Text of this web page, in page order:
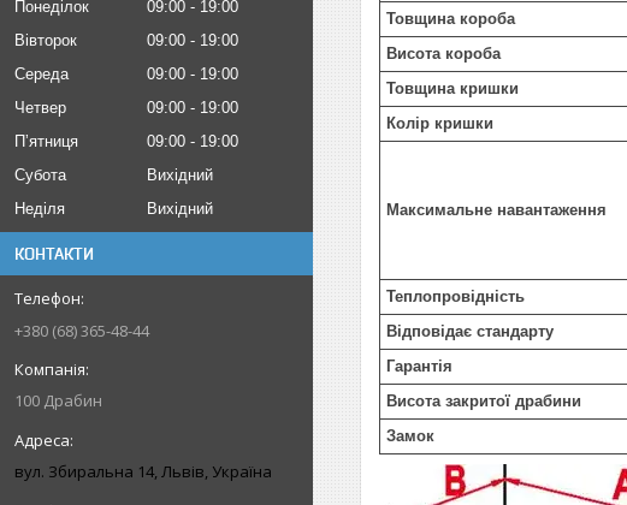
Понеділок 09:00
19:00
Вівторок
09:00
19:00
Середа
09:00
19:00
Четвер
09:00
19:00
Пʼятниця
09:00
19:00
Субота
Вихідний
Неділя
Вихідний
КОНТАКТИ
+380 (68) 365-48-44
100 Драбин
вул. Збиральна 14, Львів, Україна
Товщина короба
Висота короба
Товщина кришки
Колір кришки
Максимальне навантаження
Теплопровідність
Відповідає стандарту
Гарантія
Висота закритої драбини
Замок